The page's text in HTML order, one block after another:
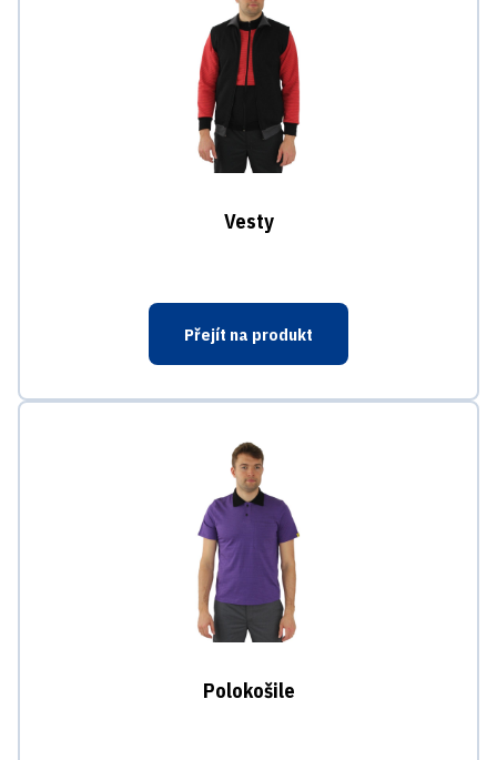
Vesty
Přejít na produkt
Polokošile